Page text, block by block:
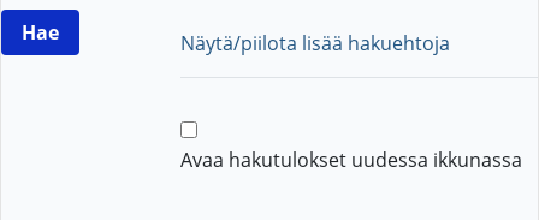
Näytä/piilota lisää hakuehtoja
Avaa hakutulokset uudessa ikkunassa